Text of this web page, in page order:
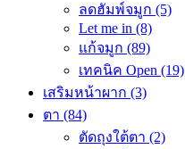
ลดฮัมพ์จมูก (5)
Let me in (8)
แก้จมูก (89)
เทคนิค Open (19)
เสริมหน้าผาก (3)
ตา (84)
ตัดถุงใต้ตา (2)